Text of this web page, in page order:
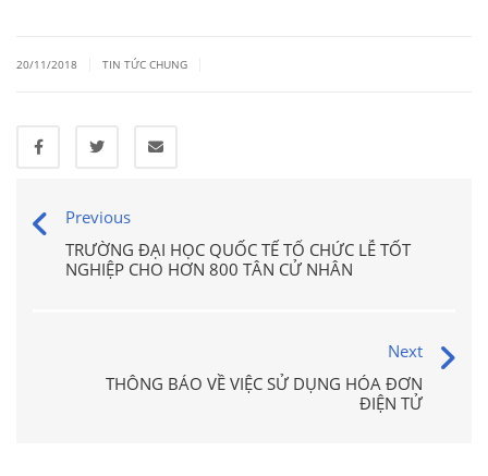
20/11/2018 TIN TỨC CHUNG
Previous
TRƯỜNG ĐẠI HỌC QUỐC TẾ TỔ CHỨC LỄ TỐT
NGHIỆP CHO HƠN 800 TÂN CỬ NHÂN
Next
THÔNG BÁO VỀ VIỆC SỬ DỤNG HÓA ĐƠN
ĐIỆN TỬ